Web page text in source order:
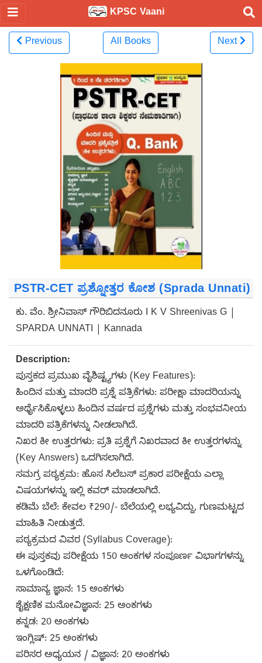
KPSC Vaani
Previous All Books Next
PSTR-CET ಪ್ರಶ್ನೋತ್ತರ ಕೋಶ (Sprada Unnati)
ಕು. ವೆಂ. ಶ್ರೀನಿವಾಸ್ ಗೌರಿಬಿದನೂರು I K V Shreenivas G |
SPARDA UNNATI | Kannada
Description:
ಪುಸ್ತಕದ ಪ್ರಮುಖ ವೈಶಿಷ್ಟ್ಯಗಳು (Key Features):
ಹಿಂದಿನ ಮತ್ತು ಮಾದರಿ ಪ್ರಶ್ನೆ ಪತ್ರಿಕೆಗಳು: ಪರೀಕ್ಷಾ ಮಾದರಿಯನ್ನು
ಅರ್ಥೈಸಿಕೊಳ್ಳಲು ಹಿಂದಿನ ವರ್ಷದ ಪ್ರಶ್ನೆಗಳು ಮತ್ತು ಸಂಭವನೀಯ
ಮಾದರಿ ಪತ್ರಿಕೆಗಳನ್ನು ನೀಡಲಾಗಿದೆ.
ನಿಖರ ಕೀ ಉತ್ತರಗಳು: ಪ್ರತಿ ಪ್ರಶ್ನೆಗೆ ನಿಖರವಾದ ಕೀ ಉತ್ತರಗಳನ್ನು
(Key Answers) ಒದಗಿಸಲಾಗಿದೆ.
ಸಮಗ್ರ ಪಠ್ಯಕ್ರಮ: ಹೊಸ ಸಿಲೆಬಸ್ ಪ್ರಕಾರ ಪರೀಕ್ಷೆಯ ಎಲ್ಲಾ
ವಿಷಯಗಳನ್ನು ಇಲ್ಲಿ ಕವರ್ ಮಾಡಲಾಗಿದೆ.
ಕಡಿಮೆ ಬೆಲೆ: ಕೇವಲ ₹290/- ಬೆಲೆಯಲ್ಲಿ ಲಭ್ಯವಿದ್ದು, ಗುಣಮಟ್ಟದ
ಮಾಹಿತಿ ನೀಡುತ್ತದೆ.
ಪಠ್ಯಕ್ರಮದ ವಿವರ (Syllabus Coverage):
ಈ ಪುಸ್ತಕವು ಪರೀಕ್ಷೆಯ 150 ಅಂಕಗಳ ಸಂಪೂರ್ಣ ವಿಭಾಗಗಳನ್ನು
ಒಳಗೊಂಡಿದೆ:
ಸಾಮಾನ್ಯ ಜ್ಞಾನ: 15 ಅಂಕಗಳು
ಶೈಕ್ಷಣಿಕ ಮನೋವಿಜ್ಞಾನ: 25 ಅಂಕಗಳು
ಕನ್ನಡ: 20 ಅಂಕಗಳು
ಇಂಗ್ಲಿಷ್: 25 ಅಂಕಗಳು
ಪರಿಸರ ಅಧ್ಯಯನ / ವಿಜ್ಞಾನ: 20 ಅಂಕಗಳು